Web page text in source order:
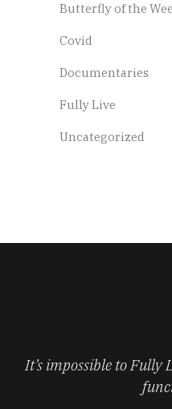
Butterfly of the
Covid
Documentaries
Fully Live
Uncategorized
It’s impossible to Fully